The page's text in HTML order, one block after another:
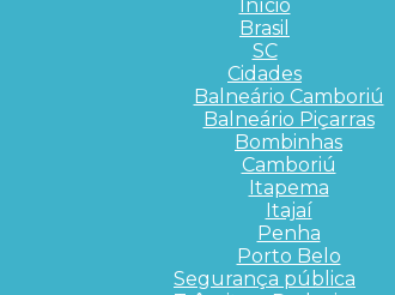
Início
Brasil
SC
Cidades
Balneário Camboriú
Balneário Piçarras
Bombinhas
Camboriú
Itapema
Itajaí
Penha
Porto Belo
Segurança pública